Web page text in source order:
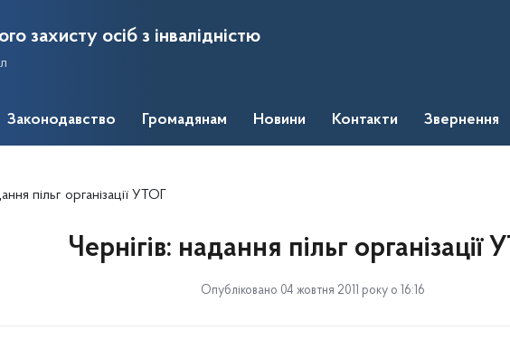
захисту осіб з інвалідністю
Законодавство Громадянам Новини Контакти Звернення
пільг організації УТОГ
Чернігів: надання пільг організації
Опубліковано 04 жовтня 2011 року о 16:16